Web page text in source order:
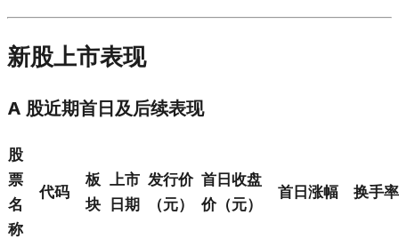
新股上市表现
A 股近期首日及后续表现
股
票
名
称
代码
板
块
上市
日期
发行价
（元）
首日收盘
价（元）
首日涨幅 换手率